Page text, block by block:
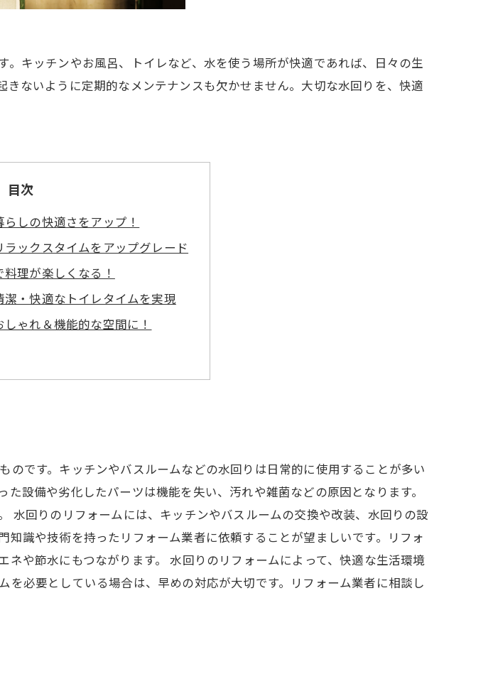
キッチンやお風呂、トイレなど、水を使う場所が快適であれば、日々の生
ないように定期的なメンテナンスも欠かせません。大切な水回りを、快適
目次
しの快適さをアップ！
ックスタイムをアップグレード
理が楽しくなる！
潔・快適なトイレタイムを実現
ゃれ＆機能的な空間に！
です。キッチンやバスルームなどの水回りは日常的に使用することが多い
設備や劣化したパーツは機能を失い、汚れや雑菌などの原因となります。
水回りのリフォームには、キッチンやバスルームの交換や改装、水回りの設
識や技術を持ったリフォーム業者に依頼することが望ましいです。リフォ
や節水にもつながります。 水回りのリフォームによって、快適な生活環境
必要としている場合は、早めの対応が大切です。リフォーム業者に相談し